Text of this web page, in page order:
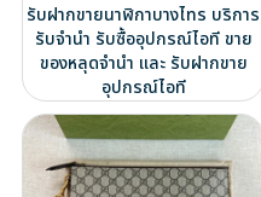
รับฝากขายนาฬิกาบางไทร บริการ
รับจำนำ รับซื้ออุปกรณ์ไอที ขาย
ของหลุดจำนำ และ รับฝากขาย
อุปกรณ์ไอที